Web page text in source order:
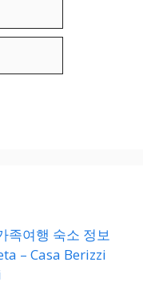
족여행 숙소 정보
– Casa Berizzi